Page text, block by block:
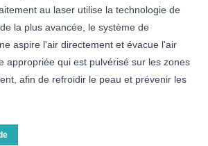
au laser utilise la technologie de
la plus avancée, le système de
aspire l'air directement et évacue l'air
appropriée qui est pulvérisé sur les zones
afin de refroidir le peau et prévenir les